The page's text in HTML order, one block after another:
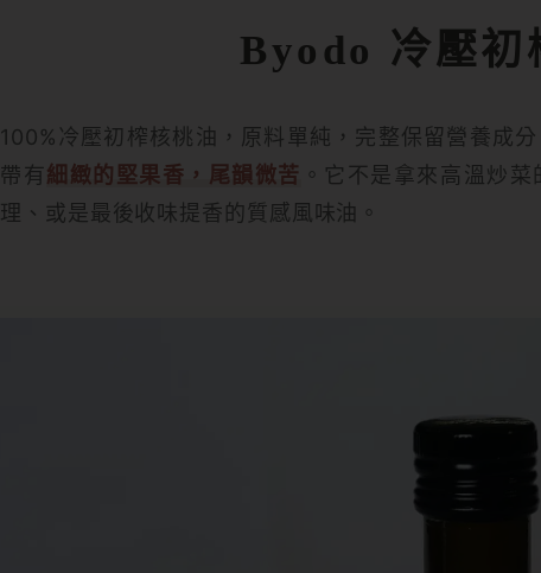
Byodo 冷壓初
100%冷壓初榨核桃油，原料單純，完整保留營養成
帶有細緻的堅果香，尾韻微苦 。它不是拿來高溫炒
理、或是最後收味提香的質感風味油。